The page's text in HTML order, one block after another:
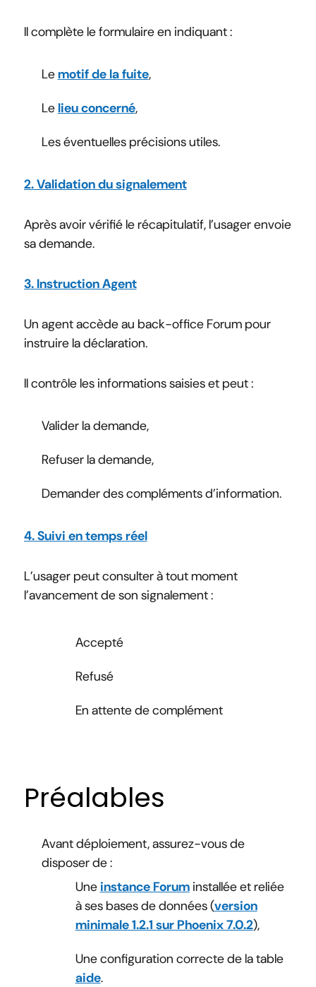
Il complète le formulaire en indiquant :
Lemotif de la fuite,
Le lieu concerné,
Les éventuelles précisions utiles.
2. Validation du signalement
Après avoir vérifié le récapitulatif, l’usager envoie
sa demande.
3. Instruction Agent
Un agent accède au back-office Forum pour
instruire la déclaration.
Il contrôle les informations saisies et peut :
Valider la demande,
Refuser la demande,
Demander des compléments d’information.
4. Suivi en temps réel
L’usager peut consulter à tout moment
l’avancement de son signalement :
Accepté
Refusé
En attente de complément
Préalables
Avant déploiement, assurez-vous de
disposer de :
Uneinstance Foruminstallée et reliée
à ses bases de données (version
minimale 1.2.1 sur Phoenix 7.0.2),
Une configuration correcte de la table
aide.